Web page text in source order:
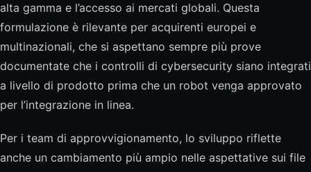
alta gamma e l’accesso ai mercati globali. Questa
formulazione è rilevante per acquirenti europei e
multinazionali, che si aspettano sempre più prove
documentate che i controlli di cybersecurity siano integrati
a livello di prodotto prima che un robot venga approvato
per l’integrazione in linea.
Per i team di approvvigionamento, lo sviluppo riflette
anche un cambiamento più ampio nelle aspettative sui file